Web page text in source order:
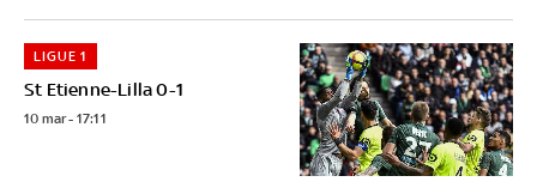
St Etienne-Lilla 0-1
LIGUE 1
10 mar - 17:11